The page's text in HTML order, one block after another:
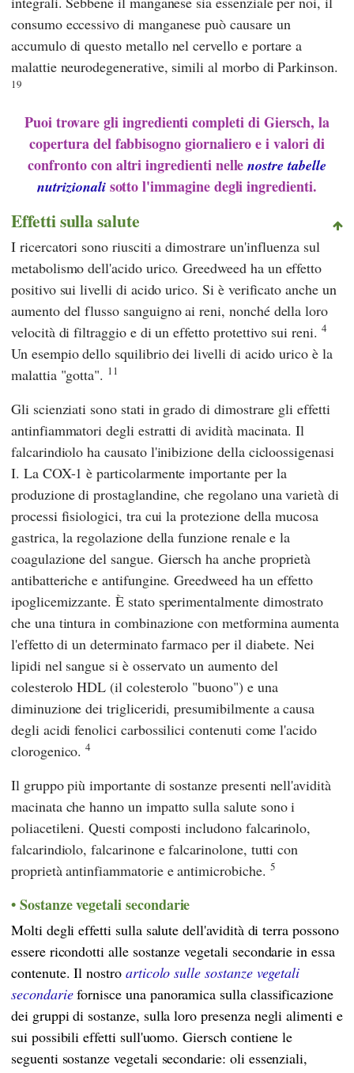
consumo eccessivo di manganese può causare un
accumulo di questo metallo nel cervello e portare a
malattie neurodegenerative, simili al morbo di Parkinson.
19
Puoi trovare gli ingredienti completi di Giersch, la
copertura del fabbisogno giornaliero e i valori di
confronto con altri ingredienti nellenostre tabelle
nutrizionalisotto l'immagine degli ingredienti.
Effetti sulla salute
I ricercatori sono riusciti a dimostrare un'influenza sul
metabolismo dell'acido urico. Greedweed ha un effetto
positivo sui livelli di acido urico. Si è verificato anche un
aumento del flusso sanguigno ai reni, nonché della loro
velocità di filtraggio e di un effetto protettivo sui reni. 4
Un esempio dello squilibrio dei livelli di acido urico è la
malattia "gotta". 11
Gli scienziati sono stati in grado di dimostrare gli effetti
antinfiammatori degli estratti di avidità macinata. Il
falcarindiolo ha causato l'inibizione della cicloossigenasi
I. La COX-1 è particolarmente importante per la
produzione di prostaglandine, che regolano una varietà di
processi fisiologici, tra cui la protezione della mucosa
gastrica, la regolazione della funzione renale e la
coagulazione del sangue. Giersch ha anche proprietà
antibatteriche e antifungine. Greedweed ha un effetto
ipoglicemizzante. È stato sperimentalmente dimostrato
che una tintura in combinazione con metformina aumenta
l'effetto di un determinato farmaco per il diabete. Nei
lipidi nel sangue si è osservato un aumento del
colesterolo HDL (il colesterolo "buono") e una
diminuzione dei trigliceridi, presumibilmente a causa
degli acidi fenolici carbossilici contenuti come l'acido
clorogenico.4
Il gruppo più importante di sostanze presenti nell'avidità
macinata che hanno un impatto sulla salute sono i
poliacetileni. Questi composti includono falcarinolo,
falcarindiolo, falcarinone e falcarinolone, tutti con
proprietà antinfiammatorie e antimicrobiche. 5
Sostanze vegetali secondarie
Molti degli effetti sulla salute dell'avidità di terra possono
essere ricondotti alle sostanze vegetali secondarie in essa
contenute. Il nostro articolo sulle sostanze vegetali
secondarie fornisce una panoramica sulla classificazione
dei gruppi di sostanze, sulla loro presenza negli alimenti e
sui possibili effetti sull'uomo. Giersch contiene le
seguenti sostanze vegetali secondarie: oli essenziali,